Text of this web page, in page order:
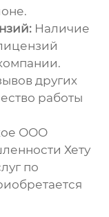
Наличие
других
работы
ООО
Хету
по